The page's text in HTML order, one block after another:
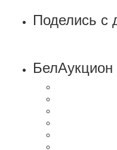
Поделись с
БелАукцион